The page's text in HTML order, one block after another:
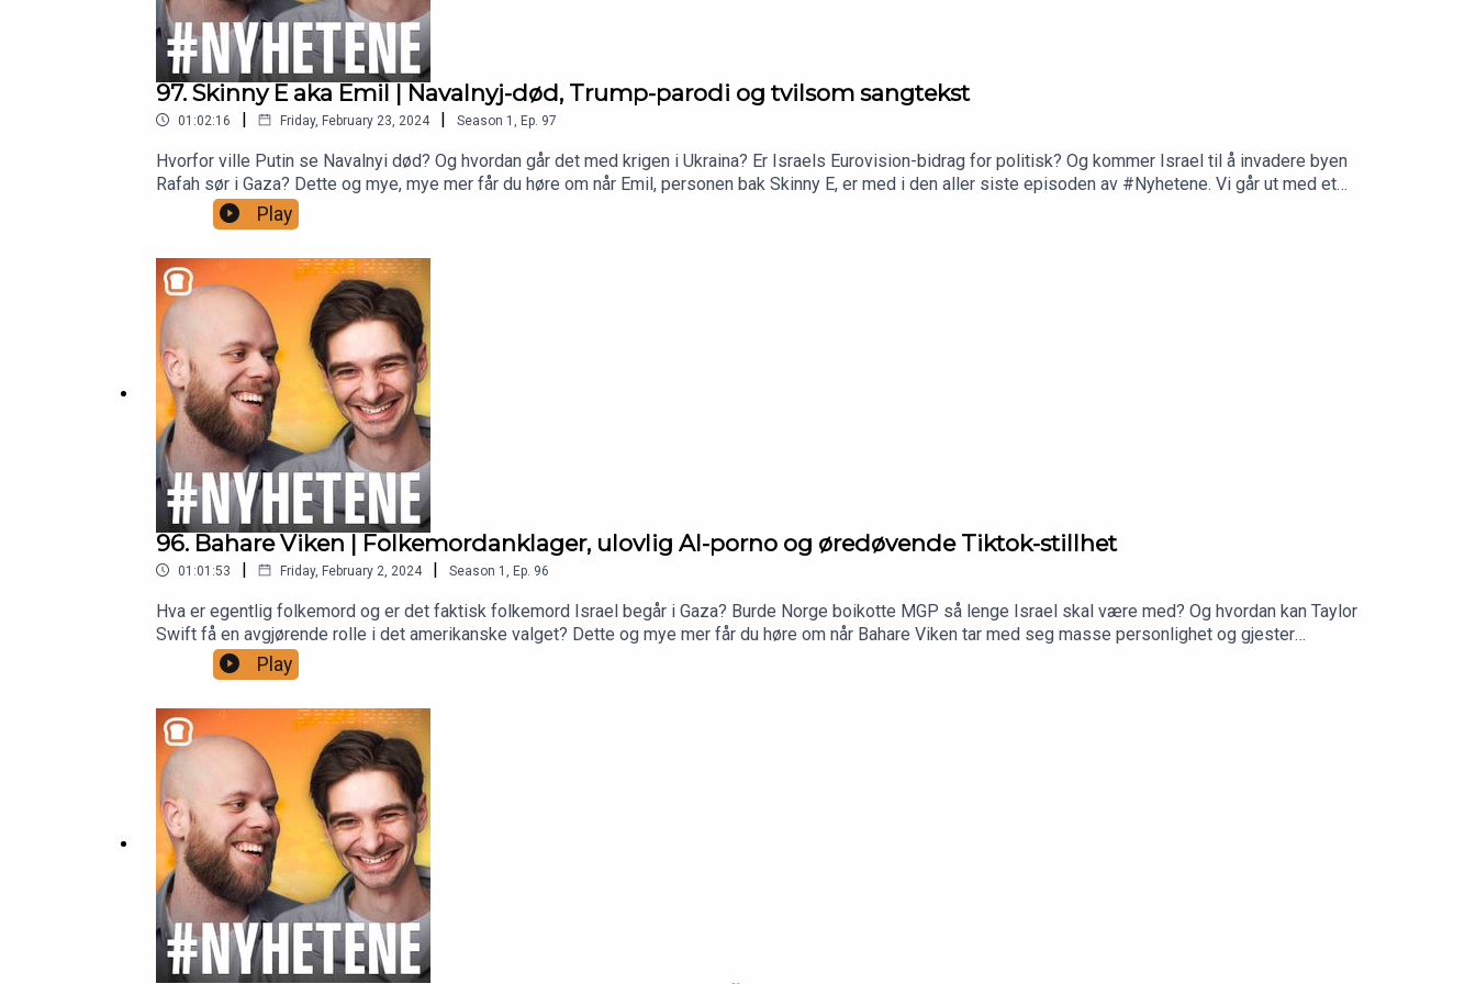
97. Skinny E aka Emil | Navalnyj-død, Trump-parodi og tvilsom sangtekst
01:02:16 | Friday, February 23, 2024 | Season 1 Ep. 97
Hvorfor ville Putin se Navalnyi død? Og hvordan går det med krigen i Ukraina? Er Israels Eurovision-bidrag for politisk? Og kommer Israel til å invadere byen
Rafah sør i Gaza? Dette og mye, mye mer får du høre om når Emil, personen bak Skinny E, er med i den aller siste episoden av #Nyhetene. Vi går ut med et
smell og det blir blant annet en intens konkurranse mellom brødrene og Christoffer har med seg noen fete boblere, altså sakene som ikke nådde helt opp i
nyhetsbildet den siste uka.
Play
96. Bahare Viken | Folkemordanklager, ulovlig AI-porno og øredøvende Tiktok-stillhet
01:01:53 | Friday, February 2, 2024 | Season 1 Ep. 96
Hva er egentlig folkemord og er det faktisk folkemord Israel begår i Gaza? Burde Norge boikotte MGP så lenge Israel skal være med? Og hvordan kan Taylor
Swift få en avgjørende rolle i det amerikanske valget? Dette og mye mer får du høre om når Bahare Viken tar med seg masse personlighet og gjester
#Nyhetene. I konkurransen møtes Bahare og Christoffer til showdown om æren i saker om ungdomskriminalitet, dårlige forbilder og Taylor Swift. I Ukens
Boblere har Christoffer med seg sakene som ikke nådde helt opp i ukens nyhetsbilde og der får Øyvind vist at han er sykt oppdatert på Tiktok-trender.
Play